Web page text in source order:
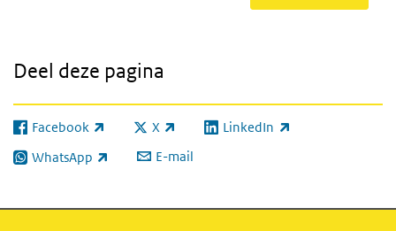
Deel deze pagina
Facebook
(externe link) X
(externe link) LinkedIn
(externe link)
WhatsApp
(externe link) E-mail